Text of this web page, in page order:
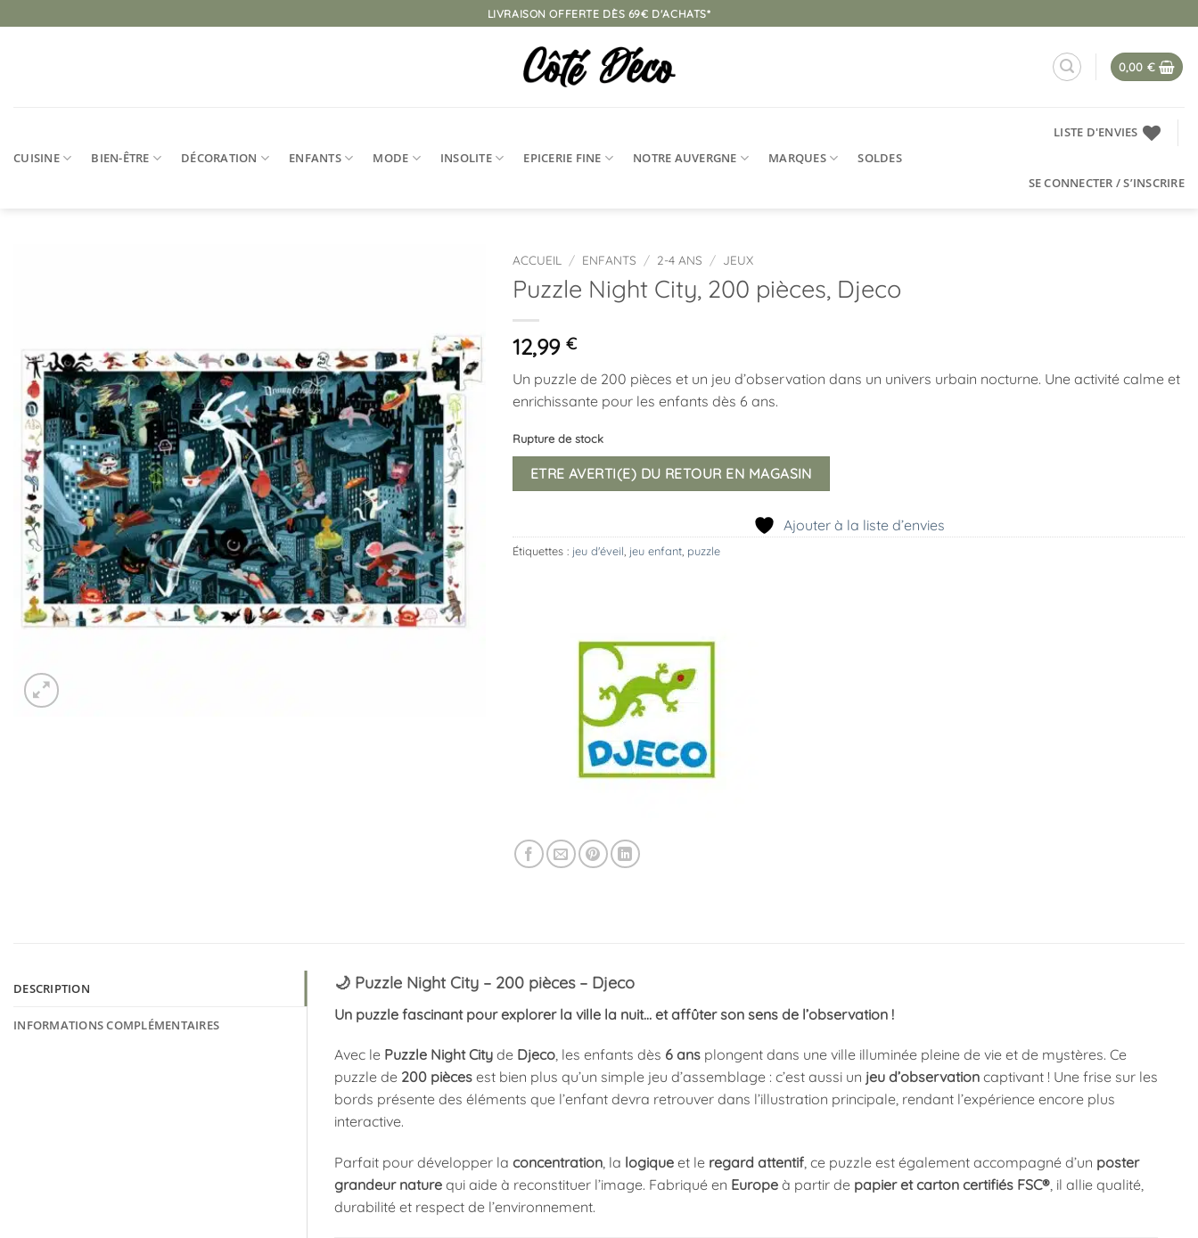
au
LIVRAISON OFFERTE DÈS 69€ D'ACHATS*
0,00 €
CUISINE BIEN-ÊTRE DÉCORATION ENFANTS MODE INSOLITE EPICERIE FINE NOTRE AUVERGNE MARQUES SOLDES
LISTE D'ENVIES
SE CONNECTER / S’INSCRIRE
liste
d’envies
ACCUEIL / ENFANTS / 2-4 ANS / JEUX
Puzzle Night City, 200 pièces, Djeco
12,99 €
Un puzzle de 200 pièces et un jeu d’observation dans un univers urbain nocturne. Une activité calme et
enrichissante pour les enfants dès 6 ans.
Rupture de stock
ETRE AVERTI(E) DU RETOUR EN MAGASIN
Ajouter à la liste d’envies
Étiquettes : jeu d'éveil jeu enfant puzzle
DESCRIPTION
INFORMATIONS COMPLÉMENTAIRES
🌙 Puzzle Night City – 200 pièces – Djeco
Un puzzle fascinant pour explorer la ville la nuit… et affûter son sens de l’observation !
Avec le Puzzle Night Cityde Djeco, les enfants dès 6 ansplongent dans une ville illuminée pleine de vie et de mystères. Ce
puzzle de 200 piècesest bien plus qu’un simple jeu d’assemblage : c’est aussi un jeu d’observationcaptivant ! Une frise sur les
bords présente des éléments que l’enfant devra retrouver dans l’illustration principale, rendant l’expérience encore plus
interactive.
Parfait pour développer la concentration, la logiqueet le regard attentif, ce puzzle est également accompagné d’un poster
grandeur naturequi aide à reconstituer l’image. Fabriqué en Europeà partir de papier et carton certifiés FSC®, il allie qualité,
durabilité et respect de l’environnement.